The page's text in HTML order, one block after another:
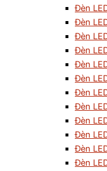
Đèn
Đèn
Đèn
Đèn
Đèn
Đèn
Đèn
Đèn
Đèn
Đèn
Đèn
Đèn